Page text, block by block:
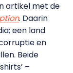
artikel met de
. Daarin
een land
en
Beide
–